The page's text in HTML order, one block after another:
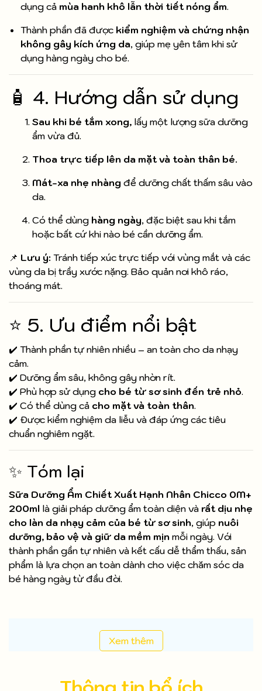
dụng cả mùa hanh khô lẫn thời tiết nóng ẩm.
Thành phần đã được kiểm nghiệm và chứng nhận
không gây kích ứng da, giúp mẹ yên tâm khi sử
dụng hàng ngày cho bé.
🧴 4. Hướng dẫn sử dụng
Sau khi bé tắm xong, lấy một lượng sữa dưỡng
ẩm vừa đủ.
Thoa trực tiếp lên da mặt và toàn thân bé.
Mát-xa nhẹ nhàng để dưỡng chất thấm sâu vào
da.
Có thể dùng hàng ngày, đặc biệt sau khi tắm
hoặc bất cứ khi nào bé cần dưỡng ẩm.
📌 Lưu ý: Tránh tiếp xúc trực tiếp với vùng mắt và các
vùng da bị trầy xước nặng. Bảo quản nơi khô ráo,
thoáng mát.
⭐ 5. Ưu điểm nổi bật
✔️ Thành phần tự nhiên nhiều – an toàn cho da nhạy
cảm.
✔️ Dưỡng ẩm sâu, không gây nhờn rít.
✔️ Phù hợp sử dụng cho bé từ sơ sinh đến trẻ nhỏ.
✔️ Có thể dùng cả cho mặt và toàn thân.
✔️ Được kiểm nghiệm da liễu và đáp ứng các tiêu
chuẩn nghiêm ngặt.
✨ Tóm lại
Sữa Dưỡng Ẩm Chiết Xuất Hạnh Nhân Chicco 0M+
200ml là giải pháp dưỡng ẩm toàn diện và rất dịu nhẹ
cho làn da nhạy cảm của bé từ sơ sinh, giúp nuôi
dưỡng, bảo vệ và giữ da mềm mịn mỗi ngày. Với
thành phần gần tự nhiên và kết cấu dễ thẩm thấu, sản
phẩm là lựa chọn an toàn dành cho việc chăm sóc da
bé hàng ngày từ đầu đời.
Xem thêm